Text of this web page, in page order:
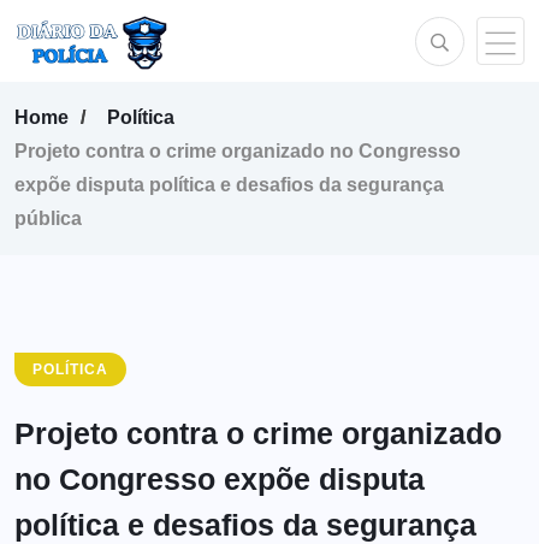
Home
Política
Projeto contra o crime organizado no Congresso
expõe disputa política e desafios da segurança
pública
POLÍTICA
Projeto contra o crime organizado
no Congresso expõe disputa
política e desafios da segurança